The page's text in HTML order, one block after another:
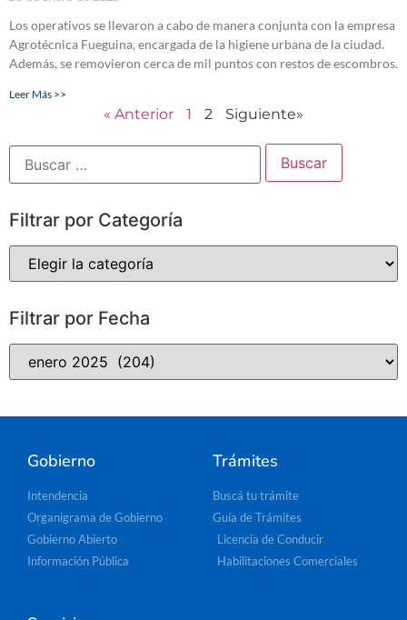
Los operativos se llevaron a cabo de manera conjunta con la empresa
Agrotécnica Fueguina, encargada de la higiene urbana de la ciudad.
Además, se removieron cerca de mil puntos con restos de escombros.
Leer Más >>
« Anterior 1 2 Siguiente»
Filtrar por Categoría
Filtrar por Fecha
Gobierno
Intendencia
Organigrama de Gobierno
Gobierno Abierto
Información Pública
Trámites
Buscá tu trámite
Guía de Trámites
Licencia de Conducir
Habilitaciones Comerciales